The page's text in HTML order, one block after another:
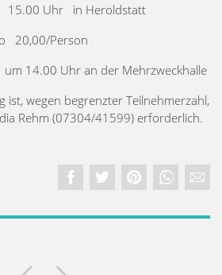
15.00 Uhr in Heroldstatt
20,00/Person
14.00 Uhr an der Mehrzweckhalle
ist, wegen begrenzter Teilnehmerzahl,
Rehm (07304/41599) erforderlich.